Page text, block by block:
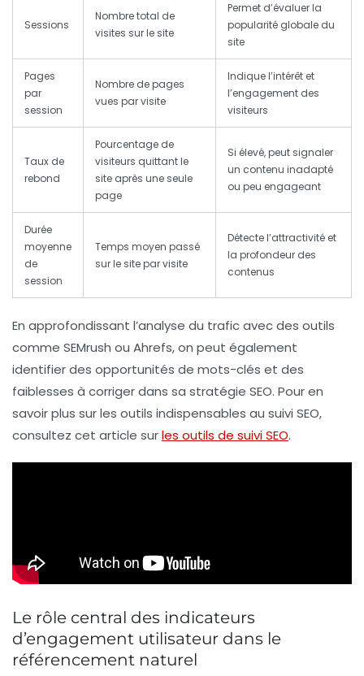
Sessions
Nombre total de
visites sur le site
Permet d’évaluer la
popularité globale du
site
Pages
par
session
Nombre de pages
vues par visite
Indique l’intérêt et
l’engagement des
visiteurs
Taux de
rebond
Pourcentage de
visiteurs quittant le
site après une seule
page
Si élevé, peut signaler
un contenu inadapté
ou peu engageant
Durée
moyenne
de
session
Temps moyen passé
sur le site par visite
Détecte l’attractivité et
la profondeur des
contenus
En approfondissant l’analyse du trafic avec des outils
comme SEMrush ou Ahrefs, on peut également
identifier des opportunités de mots-clés et des
faiblesses à corriger dans sa stratégie SEO. Pour en
savoir plus sur les outils indispensables au suivi SEO,
consultez cet article surles outils de suivi SEO.
Le rôle central des indicateurs
d’engagement utilisateur dans le
référencement naturel